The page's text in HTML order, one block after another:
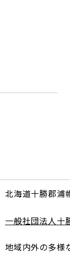
北海道十勝郡浦
一般社団法人十
地域内外の多様